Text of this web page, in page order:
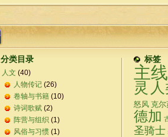
分类目录
人文 (40)
人物传记 (26)
卷轴与书籍 (10)
诗词歌赋 (2)
阵营与组织 (1)
风俗与习惯 (1)
标签
主
灵
怒风 克
德加
圣骑士